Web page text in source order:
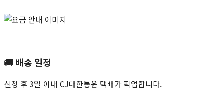
🚚 배송 일정
신청 후 3일 이내 CJ대한통운 택배가 픽업합니다.